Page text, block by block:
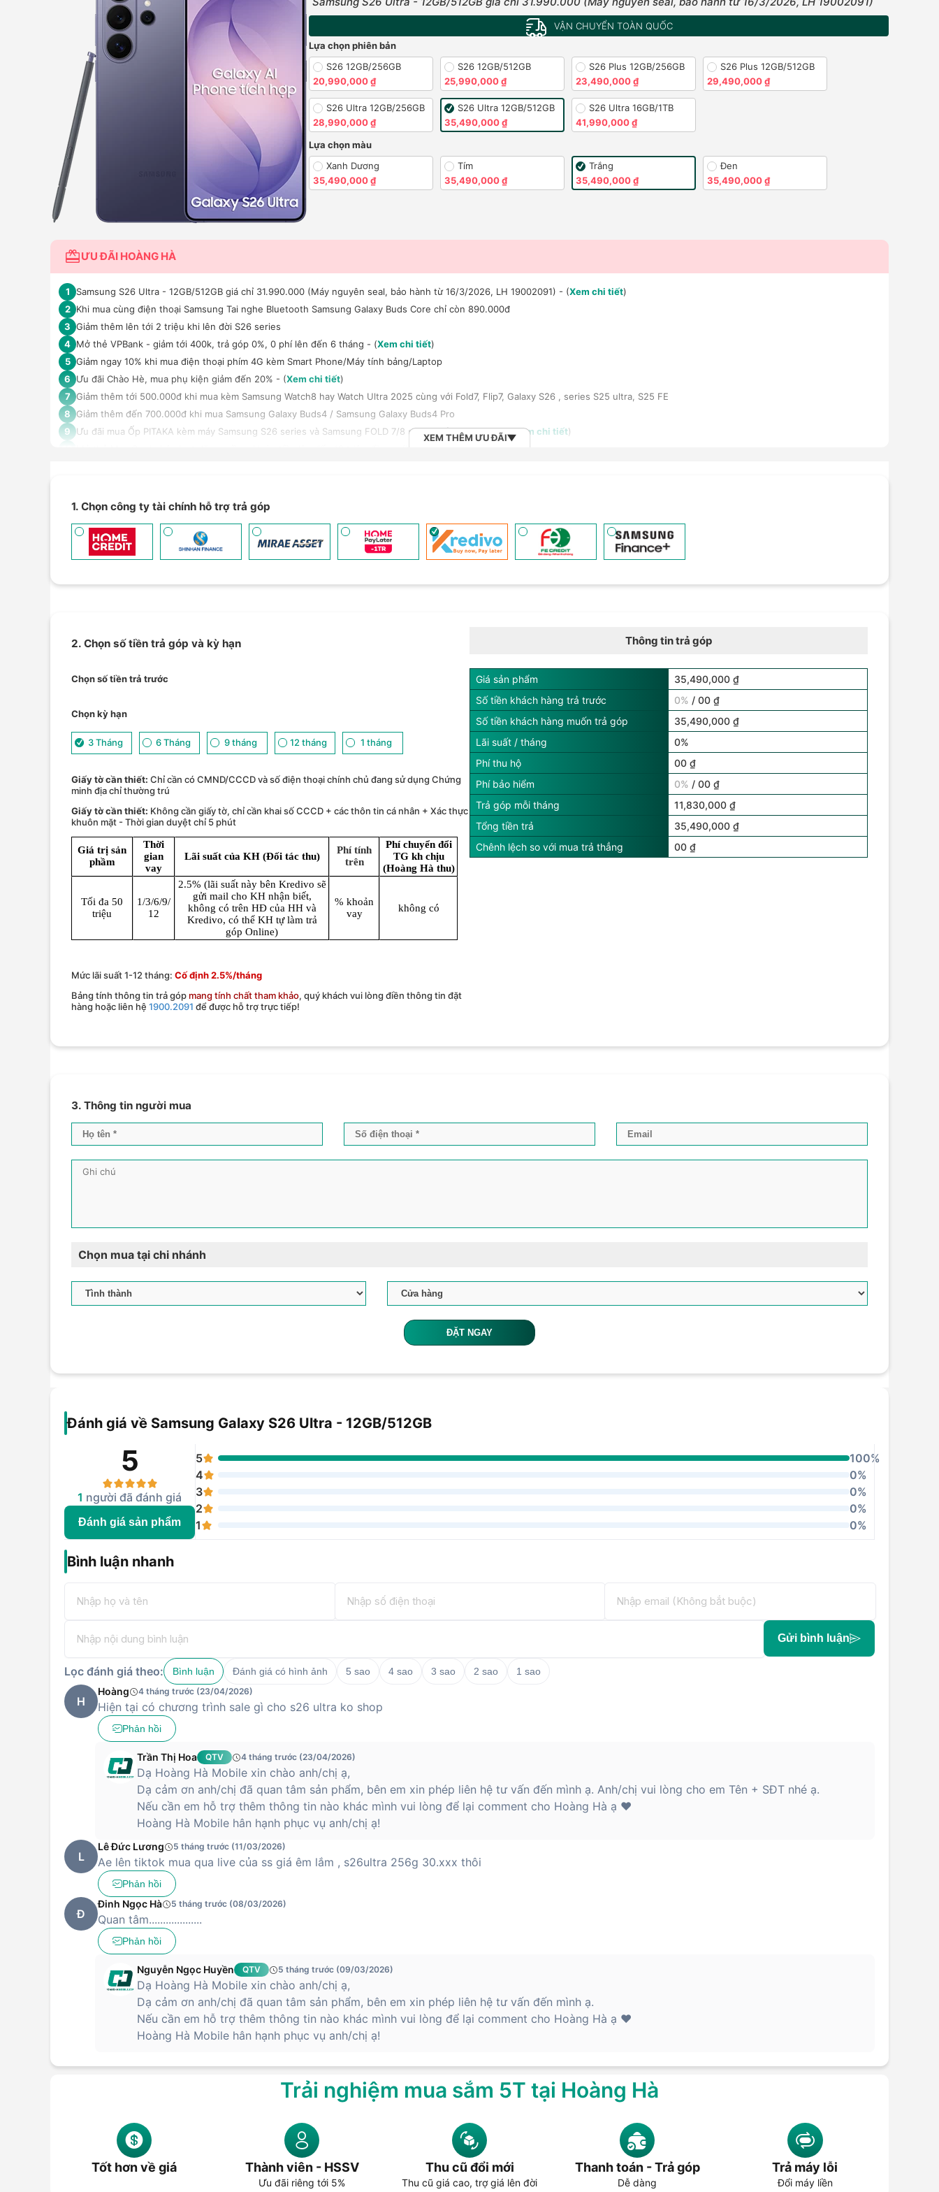
VẬN CHUYỂN TOÀN QUỐC
Lựa chọn phiên bản
S26 12GB/256GB
20,990,000 ₫
S26 12GB/512GB
25,990,000 ₫
S26 Plus 12GB/256GB
23,490,000 ₫
S26 Plus 12GB/512GB
29,490,000 ₫
S26 Ultra 12GB/256GB
28,990,000 ₫
S26 Ultra 12GB/512GB
35,490,000 ₫
S26 Ultra 16GB/1TB
41,990,000 ₫
Lựa chọn màu
Xanh Dương
35,490,000 ₫
Tím
35,490,000 ₫
Trắng
35,490,000 ₫
Đen
35,490,000 ₫
ƯU ĐÃI HOÀNG HÀ
1 Samsung S26 Ultra - 12GB/512GB giá chỉ 31.990.000 (Máy nguyên seal, bảo hành từ 16/3/2026, LH 19002091) - (Xem chi tiết)
2 Khi mua cùng điện thoại Samsung Tai nghe Bluetooth Samsung Galaxy Buds Core chỉ còn 890.000đ
3 Giảm thêm lên tới 2 triệu khi lên đời S26 series
4 Mở thẻ VPBank - giảm tới 400k, trả góp 0%, 0 phí lên đến 6 tháng - (Xem chi tiết)
5 Giảm ngay 10% khi mua điện thoại phím 4G kèm Smart Phone/Máy tính bảng/Laptop
6
Ưu đãi Chào Hè, mua phụ kiện giảm đến 20% - (Xem chi tiết)
7 Giảm thêm tới 500.000đ khi mua kèm Samsung Watch8 hay Watch Ultra 2025 cùng với Fold7, Flip7, Galaxy S26 , series S25 ultra, S25 FE
8
Giảm thêm đến 700.000đ khi mua Samsung Galaxy Buds4 / Samsung Galaxy Buds4 Pro
9
Ưu đãi mua Ốp PITAKA kèm máy Samsung S26 series và Samsung FOLD 7/8 series giảm 100.000đ - (Xem chi tiết)
13
Giảm 5% tối đa 500k khi thanh toán qua Spaylater - (
Giảm thêm 15% tối đa 1.000.000đ với các sản phẩm Loa, tai nghe Sony khi mua kèm với các sản phẩm: Laptop/ Điện thoại/ Đồng hồ thông minh - (
TPBank Evo - Giảm đến 500.000đ, trả góp 0%, 0 phí lên đến 6 tháng - (Xem chi tiết )
XEM THÊM ƯU ĐÃI
1. Chọn công ty tài chính hỗ trợ trả góp
2. Chọn số tiền trả góp và kỳ hạn
Chọn số tiền trả trước
Chọn kỳ hạn
3 Tháng 6 Tháng 9 tháng 12 tháng 1 tháng
Giấy tờ cần thiết: Chỉ cần có CMND/CCCD và số điện thoại chính chủ đang sử dụng Chứng
minh địa chỉ thường trú
Giấy tờ cần thiết: Không cần giấy tờ, chỉ cần khai số CCCD + các thôn tin cá nhân + Xác thực
khuôn mặt - Thời gian duyệt chỉ 5 phút
Giá trị sản
phầm
Thời
gian
vay
Lãi suất của KH (Đối tác thu)
Phí tính
trên
Phí chuyển đổi
TG kh chịu
(Hoàng Hà thu)
Tối đa 50
triệu
1/3/6/9/
12
2.5% (lãi suất này bên Kredivo sẽ
gửi mail cho KH nhận biết,
không có trên HĐ của HH và
Kredivo, có thể KH tự làm trả
góp Online)
% khoản
vay
không có
Mức lãi suất 1-12 tháng: Cố định 2.5%/tháng
Bảng tính thông tin trả góp mang tính chất tham khảo, quý khách vui lòng điền thông tin đặt
hàng hoặc liên hệ 1900.2091 để được hỗ trợ trực tiếp!
Thông tin trả góp
Giá sản phẩm
35,490,000 ₫
Số tiền khách hàng trả trước
0% / 00 ₫
Số tiền khách hàng muốn trả góp
35,490,000 ₫
Lãi suất / tháng
0%
Phí thu hộ
00 ₫
Phí bảo hiểm
0% / 00 ₫
Trả góp mỗi tháng
11,830,000 ₫
Tổng tiền trả
35,490,000 ₫
Chênh lệch so với mua trả thẳng
00 ₫
3. Thông tin người mua
Chọn mua tại chi nhánh
ĐẶT NGAY
Đánh giá về Samsung Galaxy S26 Ultra - 12GB/512GB
5
1 người đã đánh giá
Đánh giá sản phẩm
5
100%
4
0%
3
0%
2
0%
1
0%
Bình luận nhanh
Gửi bình luận
Lọc đánh giá theo: Bình luận Đánh giá có hình ảnh 5 sao 4 sao 3 sao 2 sao 1 sao
H
Hoàng 4 tháng trước (23/04/2026)
Hiện tại có chương trình sale gì cho s26 ultra ko shop
Phản hồi
Trần Thị Hoa QTV 4 tháng trước (23/04/2026)
Dạ Hoàng Hà Mobile xin chào anh/chị ạ,
Dạ cảm ơn anh/chị đã quan tâm sản phẩm, bên em xin phép liên hệ tư vấn đến mình ạ. Anh/chị vui lòng cho em Tên + SĐT nhé ạ.
Nếu cần em hỗ trợ thêm thông tin nào khác mình vui lòng để lại comment cho Hoàng Hà ạ ❤️
Hoàng Hà Mobile hân hạnh phục vụ anh/chị ạ!
L
Lê Đức Lương 5 tháng trước (11/03/2026)
Ae lên tiktok mua qua live của ss giá êm lắm , s26ultra 256g 30.xxx thôi
Phản hồi
Đ
Đinh Ngọc Hà 5 tháng trước (08/03/2026)
Quan tâm...................
Phản hồi
Nguyễn Ngọc Huyền QTV 5 tháng trước (09/03/2026)
Dạ Hoàng Hà Mobile xin chào anh/chị ạ,
Dạ cảm ơn anh/chị đã quan tâm sản phẩm, bên em xin phép liên hệ tư vấn đến mình ạ.
Nếu cần em hỗ trợ thêm thông tin nào khác mình vui lòng để lại comment cho Hoàng Hà ạ ❤️
Hoàng Hà Mobile hân hạnh phục vụ anh/chị ạ!
Trải nghiệm mua sắm 5T tại Hoàng Hà
Tốt hơn về giá Thành viên - HSSV
Ưu đãi riêng tới 5%
Thu cũ đổi mới
Thu cũ giá cao, trợ giá lên đời
Thanh toán - Trả góp
Dễ dàng
Trả máy lỗi
Đổi máy liền